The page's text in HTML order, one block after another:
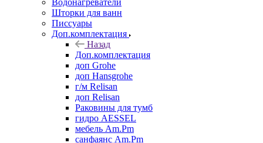
Водонагреватели
Шторки для ванн
Писсуары
Доп.комплектация
Назад
Доп.комплектация
доп Grohe
доп Hansgrohe
г/м Relisan
доп Relisan
Раковины для тумб
гидро AESSEL
мебель Am.Pm
санфаянс Am.Pm